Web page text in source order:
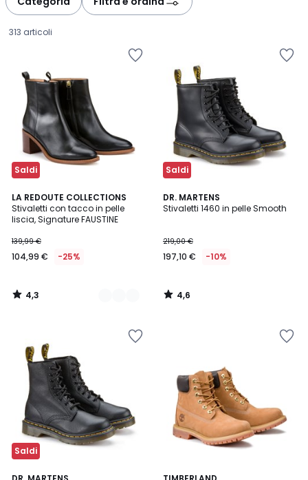
313 articoli
Saldi
LA REDOUTE COLLECTIONS
Stivaletti con tacco in pelle
liscia, Signature FAUSTINE
€
Invece
139,99
€
sconto
applicato.
139,99 €
104,99 € -25%
4,3
/ 5
2
Colori
4,3
/
Saldi
DR. MARTENS
Stivaletti 1460 in pelle Smooth
219,00 €
197,10 € -10%
4,6
/ 5
4,6
/
Saldi
4,7
4,6